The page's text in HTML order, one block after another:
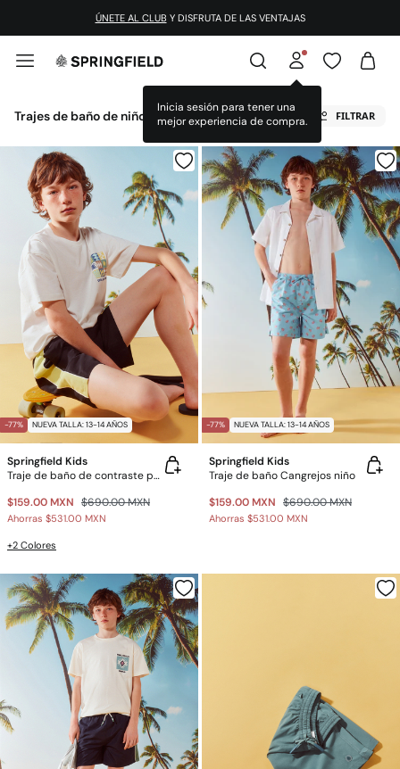
¡DESCARGA LA APP!
Trajes de baño de niño FILTRAR
-77% NUEVA TALLA: 13-14 AÑOS
Springfield Kids
Traje de baño de contraste para niño
$159.00 MXN $690.00 MXN
Ahorras $531.00 MXN
+2 Colores
-77% NUEVA TALLA: 13-14 AÑOS
Springfield Kids
Traje de baño Cangrejos niño
$159.00 MXN $690.00 MXN
Ahorras $531.00 MXN